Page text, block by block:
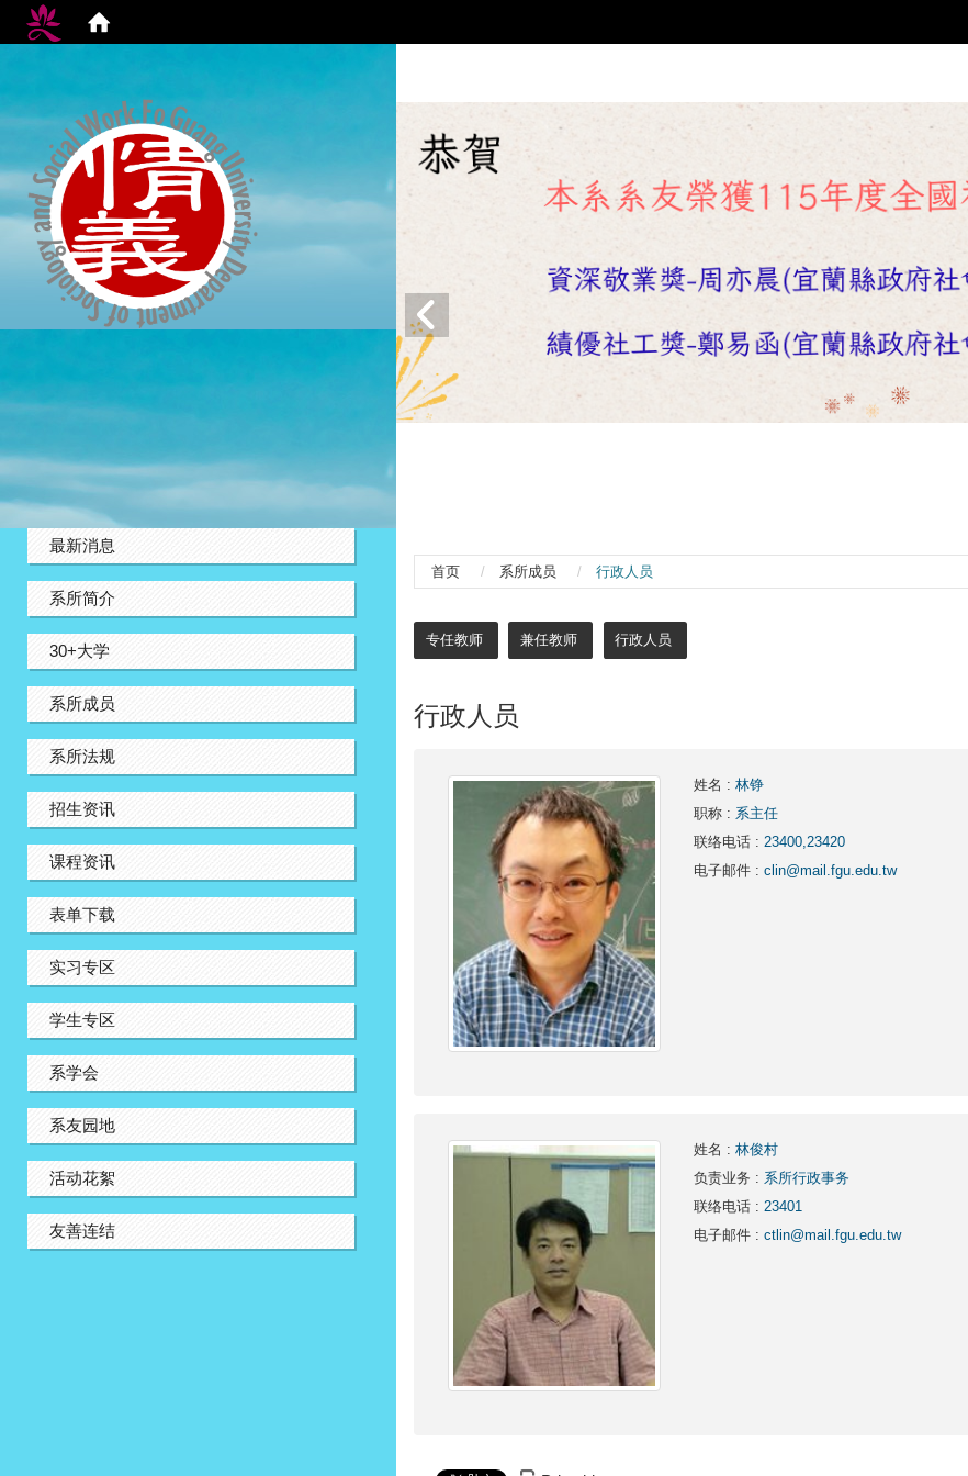
最新消息
系所简介
30+大学
系所成员
系所法规
招生资讯
课程资讯
表单下载
实习专区
学生专区
系学会
系友园地
活动花絮
友善连结
首页 系所成员 行政人员
专任教师 兼任教师 行政人员
行政人员
姓名 : 林铮
职称 : 系主任
联络电话 : 23400,23420
电子邮件 : clin@mail.fgu.edu.tw
姓名 : 林俊村
负责业务 : 系所行政事务
联络电话 : 23401
电子邮件 : ctlin@mail.fgu.edu.tw